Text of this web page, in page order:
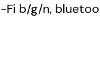
b/g/n,